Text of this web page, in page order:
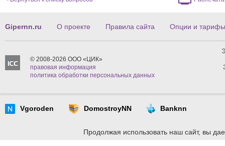
Gipernn.ru О проекте Правила сайта Опции и тарифы
© 2008-2026 ООО «ЦИК»
правовая информация
политика обработки персональных данных
Vgoroden DomostroyNN Banknn
Продолжая использовать наш сайт, вы